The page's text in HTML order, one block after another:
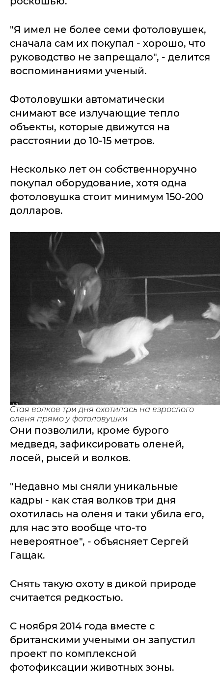
"Я имел не более семи фотоловушек,
сначала сам их покупал - хорошо, что
руководство не запрещало", - делится
воспоминаниями ученый.
Фотоловушки автоматически
снимают все излучающие тепло
объекты, которые движутся на
расстоянии до 10-15 метров.
Несколько лет он собственноручно
покупал оборудование, хотя одна
фотоловушка стоит минимум 150-200
долларов.
Стая волков три дня охотилась на взрослого
оленя прямо у фотоловушки
Они позволили, кроме бурого
медведя, зафиксировать оленей,
лосей, рысей и волков.
"Недавно мы сняли уникальные
кадры - как стая волков три дня
охотилась на оленя и таки убила его,
для нас это вообще что-то
невероятное", - объясняет Сергей
Гащак.
Снять такую охоту в дикой природе
считается редкостью.
С ноября 2014 года вместе с
британскими учеными он запустил
проект по комплексной
фотофиксации животных зоны.